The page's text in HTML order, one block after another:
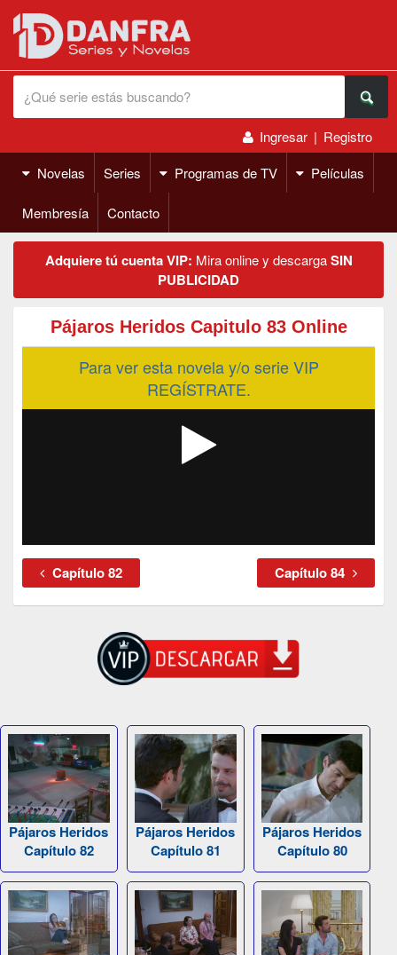
Ingresar | Registro
Novelas
Series Programas de TV Películas
Membresía Contacto
Adquiere tú cuenta VIP: Mira online y descargaSIN
PUBLICIDAD
Pájaros Heridos Capitulo 83 Online
Para ver esta novela y/o serie VIP
REGÍSTRATE.
Capítulo 82 Capítulo 84
Pájaros Heridos
Capítulo 82
Pájaros Heridos
Capítulo 81
Pájaros Heridos
Capítulo 80